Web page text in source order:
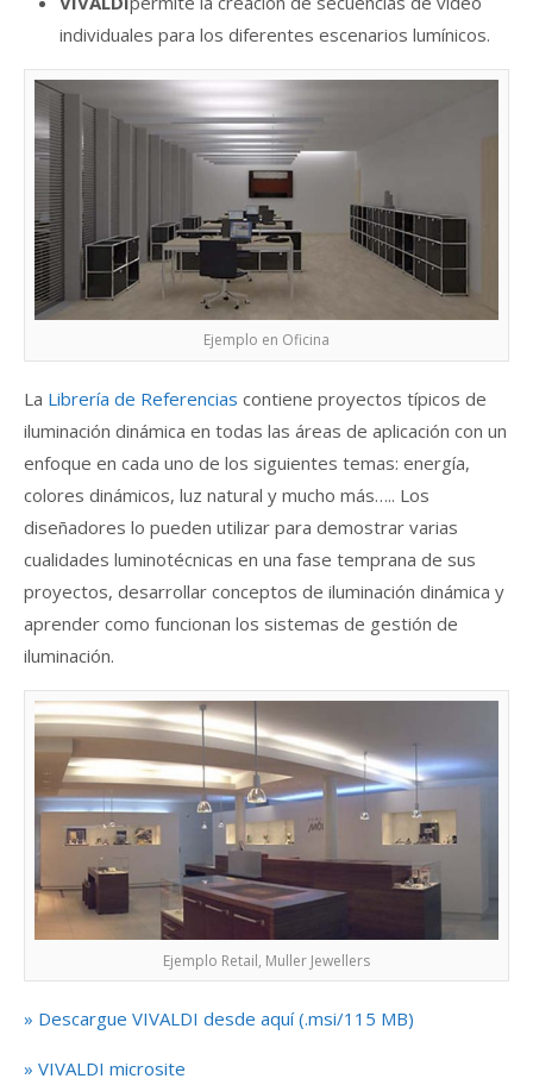
individuales para los diferentes escenarios lumínicos.
Ejemplo en Oficina
La Librería de Referencias contiene proyectos típicos de
iluminación dinámica en todas las áreas de aplicación con un
enfoque en cada uno de los siguientes temas: energía,
colores dinámicos, luz natural y mucho más….. Los
diseñadores lo pueden utilizar para demostrar varias
cualidades luminotécnicas en una fase temprana de sus
proyectos, desarrollar conceptos de iluminación dinámica y
aprender como funcionan los sistemas de gestión de
iluminación.
Ejemplo Retail, Muller Jewellers
» Descargue VIVALDI desde aquí (.msi/115 MB)
» VIVALDI microsite